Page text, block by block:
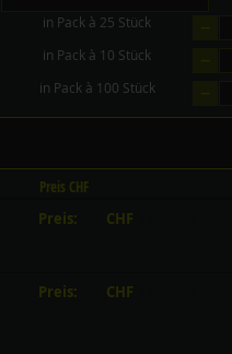
in Pack à 25 Stück
in Pack à 10 Stück
in Pack à 100 Stück
Preis CHF
Preis: CHF
Preis: CHF